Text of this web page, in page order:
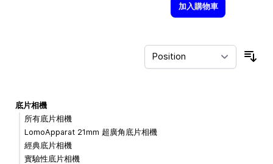
加入購物車
底片相機
所有底片相機
LomoApparat 21mm 超廣角底片相機
經典底片相機
實驗性底片相機